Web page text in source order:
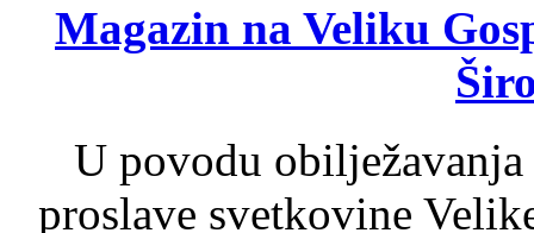
Magazin na Veliku
U povodu
proslave svetkovine